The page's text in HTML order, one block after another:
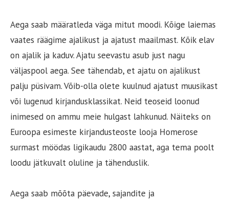
Aega saab määratleda väga mitut moodi. Kõige laiemas
vaates räägime ajalikust ja ajatust maailmast. Kõik elav
on ajalik ja kaduv. Ajatu seevastu asub just nagu
väljaspool aega. See tähendab, et ajatu on ajalikust
palju püsivam. Võib-olla olete kuulnud ajatust muusikast
või lugenud kirjandusklassikat. Neid teoseid loonud
inimesed on ammu meie hulgast lahkunud. Näiteks on
Euroopa esimeste kirjandusteoste looja Homerose
surmast möödas ligikaudu 2800 aastat, aga tema poolt
loodu jätkuvalt oluline ja tähenduslik.
Aega saab mõõta päevade, sajandite ja